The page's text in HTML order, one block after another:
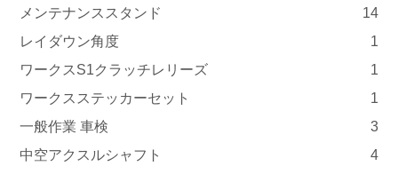
メンテナンススタンド
14
レイダウン角度
1
ワークスS1クラッチレリーズ
1
ワークスステッカーセット
1
一般作業 車検
3
中空アクスルシャフト
4